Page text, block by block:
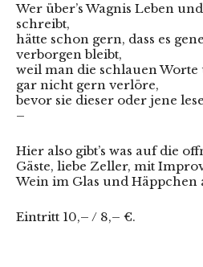
Wer über’s Wagnis Leben
schreibt,
hätte schon gern, dass es
verborgen bleibt,
weil man die schlauen Worte
gar nicht gern verlöre,
bevor sie dieser oder jene
–
Hier also gibt’s was auf die
Gäste, liebe Zeller, mit
Wein im Glas und Häppchen
Eintritt 10,– / 8,– €.